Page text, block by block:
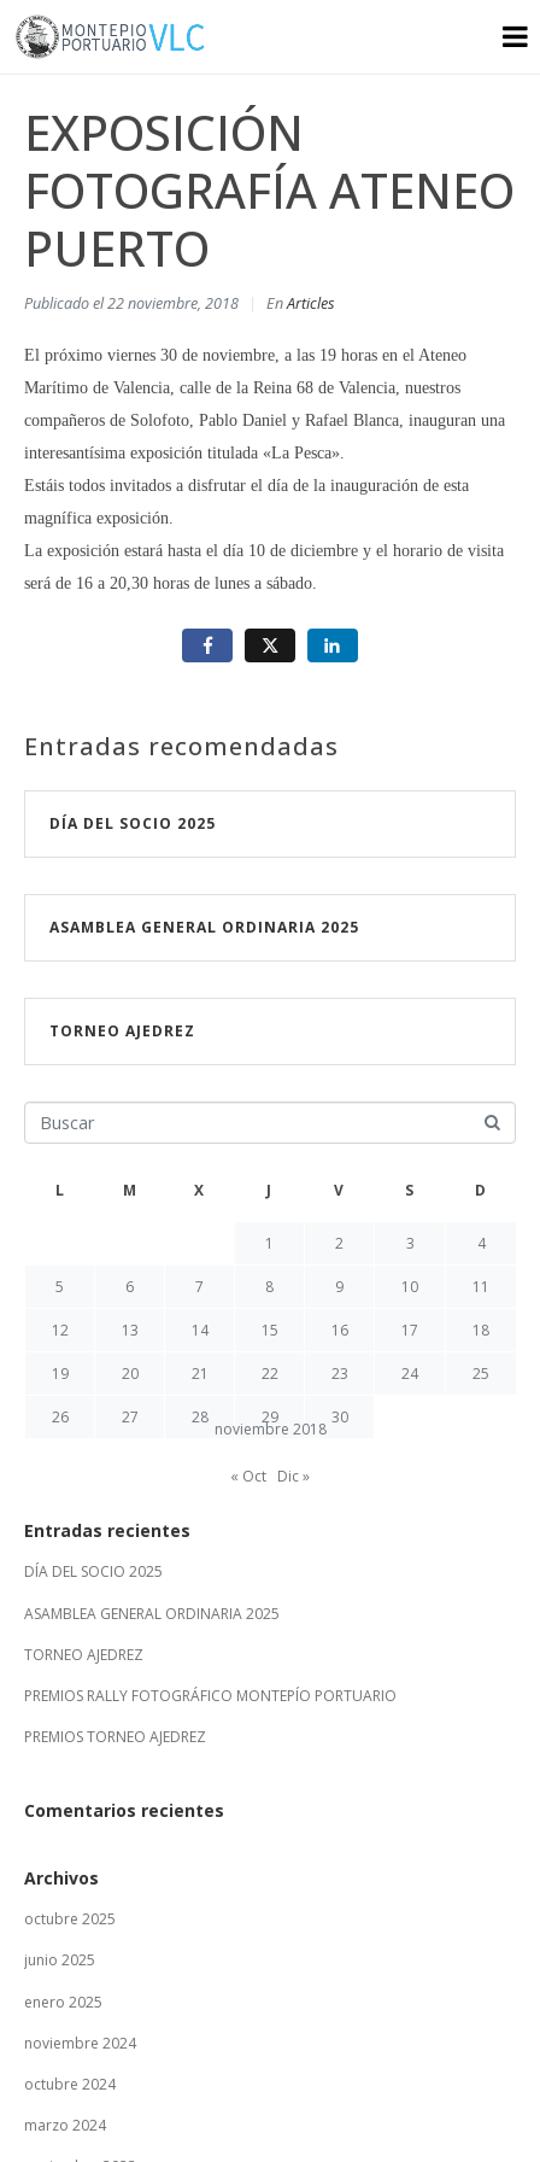
EXPOSICIÓN
FOTOGRAFÍA ATENEO
PUERTO
Publicado el22 noviembre, 2018 EnArticles
El próximo viernes 30 de noviembre, a las 19 horas en el Ateneo
Marítimo de Valencia, calle de la Reina 68 de Valencia, nuestros
compañeros de Solofoto, Pablo Daniel y Rafael Blanca, inauguran una
interesantísima exposición titulada «La Pesca».
Estáis todos invitados a disfrutar el día de la inauguración de esta
magnífica exposición.
La exposición estará hasta el día 10 de diciembre y el horario de visita
será de 16 a 20,30 horas de lunes a sábado.
Entradas recomendadas
DÍA DEL SOCIO 2025
ASAMBLEA GENERAL ORDINARIA 2025
TORNEO AJEDREZ
noviembre 2018
L M X J V S D
1 2 3 4
5 6 7 8 9 10 11
12 13 14 15 16 17 18
19 20 21 22 23 24 25
26 27 28 29 30
« Oct Dic »
Entradas recientes
DÍA DEL SOCIO 2025
ASAMBLEA GENERAL ORDINARIA 2025
TORNEO AJEDREZ
PREMIOS RALLY FOTOGRÁFICO MONTEPÍO PORTUARIO
PREMIOS TORNEO AJEDREZ
Comentarios recientes
Archivos
octubre 2025
junio 2025
enero 2025
noviembre 2024
octubre 2024
marzo 2024